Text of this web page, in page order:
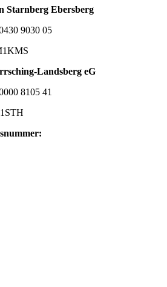
Starnberg Ebersberg
9030 05
Landsberg eG
8105 41